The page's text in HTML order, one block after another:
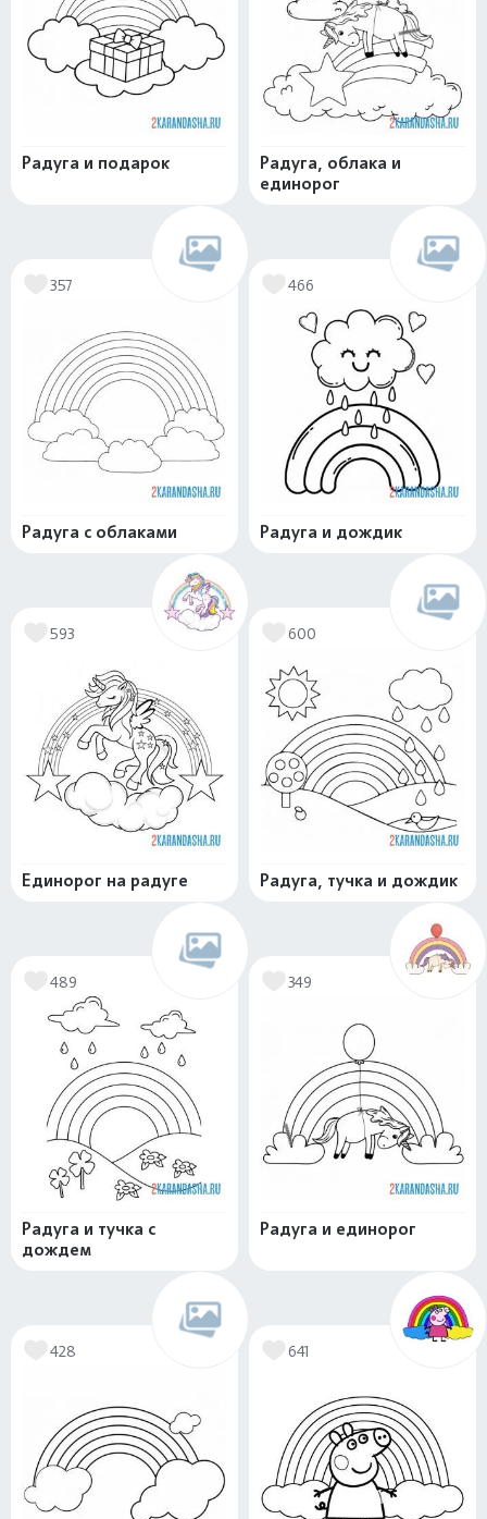
Радуга и подарок
Радуга, облака и
единорог
357
Радуга с облаками
466
Радуга и дождик
593
Единорог на радуге
600
Радуга, тучка и дождик
489
Радуга и тучка с
дождем
349
Радуга и единорог
428 641